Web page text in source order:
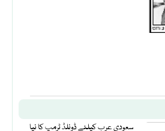
سعودی عرب کیلئے ڈونلڈ ٹرمپ کا نیا